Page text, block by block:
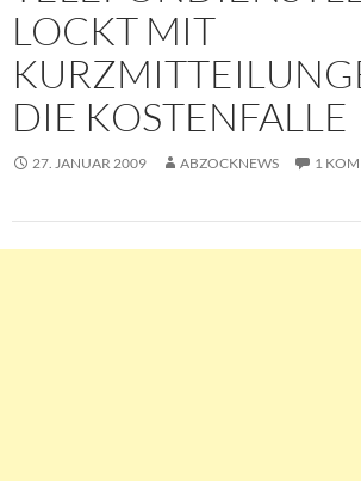
LOCKT MIT
DIE KOSTENFALLE
27. JANUAR 2009 ABZOCKNEWS 1